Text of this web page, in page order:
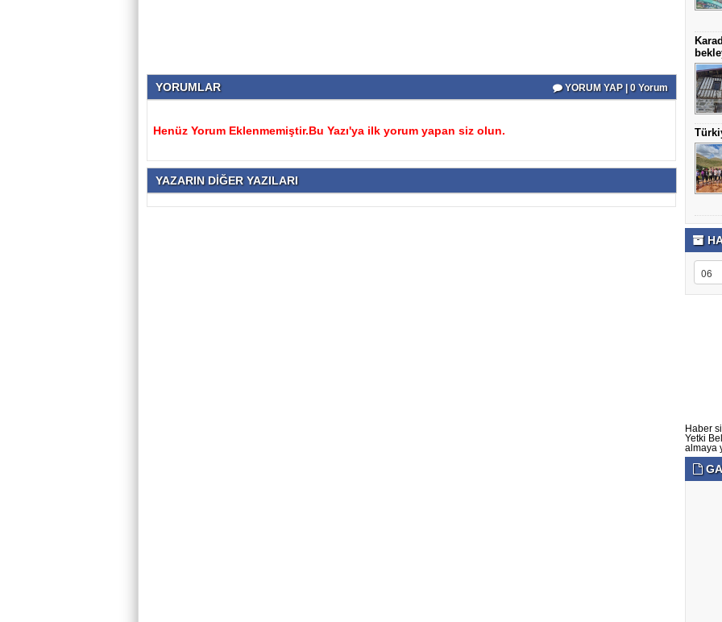
YORUMLAR YORUM YAP | 0 Yorum
Henüz Yorum Eklenmemiştir.Bu Yazı'ya ilk yorum yapan siz olun.
YAZARIN DİĞER YAZILARI
Haber
Yetki
almaya